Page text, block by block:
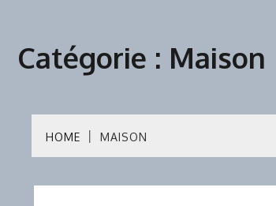
Catégorie : Maison
HOME MAISON